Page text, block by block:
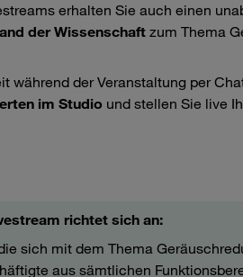
erhalten Sie auch einen
der Wissenschaft zum Thema
während der Veranstaltung per
im Studio und stellen Sie live
richtet sich an:
sich mit dem Thema
aus sämtlichen